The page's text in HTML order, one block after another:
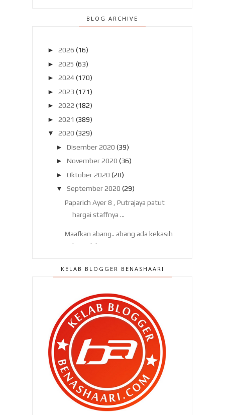
BLOG ARCHIVE
► 2026 (16)
► 2025 (63)
► 2024 (170)
► 2023 (171)
► 2022 (182)
► 2021 (389)
▼
2020 (329)
► Disember 2020 (39)
► November 2020 (36)
► Oktober 2020 (28)
▼
September 2020 (29)
Paparich Ayer 8 , Putrajaya patut
hargai staffnya ...
Maafkan abang.. abang ada kekasih
baru dah !
makan cili !
Kenapa kanak kanak tidak
dibenarkan solat di masji...
Kedai Emas Sri Tanah Merah ,
Bandar Tasik Permaisu...
Nak jalan jauh esok ? Kereta ok ke
tak ? Asas peme...
Basikal perlu lesen , plat ? Aku
sokong sebab .. !
KELAB BLOGGER BENASHAARI